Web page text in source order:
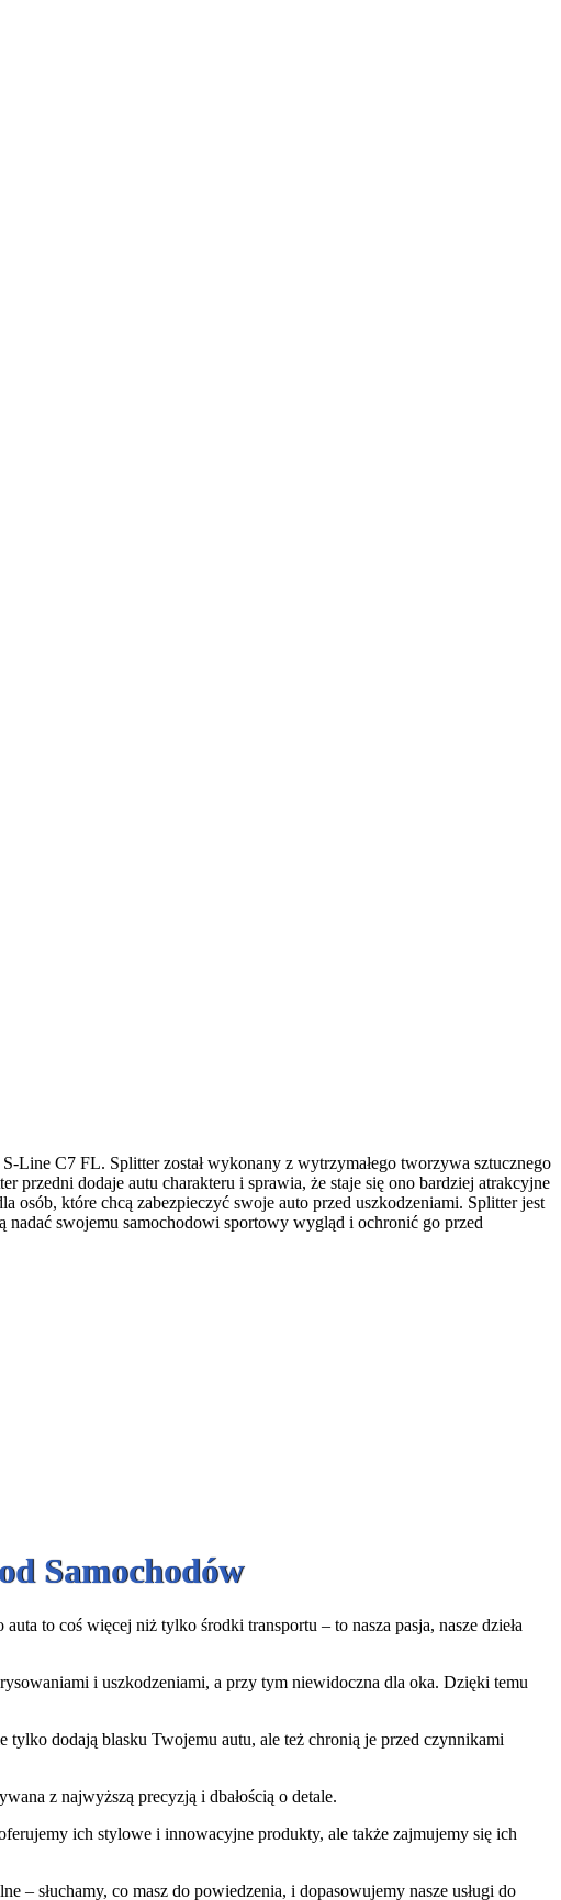
C7 FL. Splitter został wykonany z wytrzymałego tworzywa sztucznego
przedni dodaje autu charakteru i sprawia, że staje się ono bardziej atrakcyjne
które chcą zabezpieczyć swoje auto przed uszkodzeniami. Splitter jest
nadać swojemu samochodowi sportowy wygląd i ochronić go przed
Samochodów
to coś więcej niż tylko środki transportu – to nasza pasja, nasze dzieła
i uszkodzeniami, a przy tym niewidoczna dla oka. Dzięki temu
dodają blasku Twojemu autu, ale też chronią je przed czynnikami
z najwyższą precyzją i dbałością o detale.
ich stylowe i innowacyjne produkty, ale także zajmujemy się ich
– słuchamy, co masz do powiedzenia, i dopasowujemy nasze usługi do